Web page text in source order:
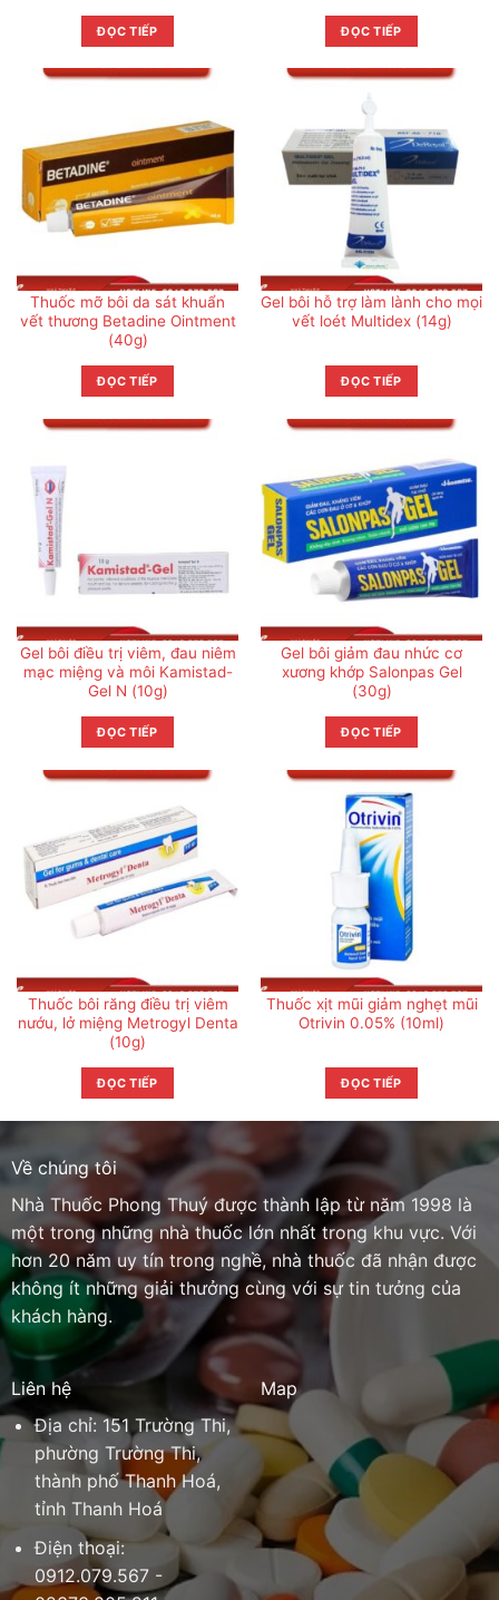
ĐỌC TIẾP ĐỌC TIẾP
Thuốc mỡ bôi da sát khuẩn
vết thương Betadine Ointment
(40g)
ĐỌC TIẾP
Gel bôi hỗ trợ làm lành cho mọi
vết loét Multidex (14g)
ĐỌC TIẾP
Gel bôi điều trị viêm, đau niêm
mạc miệng và môi Kamistad-
Gel N (10g)
ĐỌC TIẾP
Gel bôi giảm đau nhức cơ
xương khớp Salonpas Gel
(30g)
ĐỌC TIẾP
Thuốc bôi răng điều trị viêm
nướu, lở miệng Metrogyl Denta
(10g)
ĐỌC TIẾP
Thuốc xịt mũi giảm nghẹt mũi
Otrivin 0.05% (10ml)
ĐỌC TIẾP
Về chúng tôi
Nhà Thuốc Phong Thuý được thành lập từ năm 1998 là
một trong những nhà thuốc lớn nhất trong khu vực. Với
hơn 20 năm uy tín trong nghề, nhà thuốc đã nhận được
không ít những giải thưởng cùng với sự tin tưởng của
khách hàng.
Liên hệ
Địa chỉ: 151 Trường Thi,
phường Trường Thi,
thành phố Thanh Hoá,
tỉnh Thanh Hoá
Điện thoại:
0912.079.567 -
Map